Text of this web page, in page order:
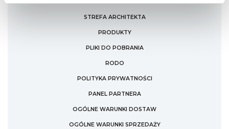
STREFA ARCHITEKTA
PRODUKTY
PLIKI DO POBRANIA
RODO
POLITYKA PRYWATNOŚCI
PANEL PARTNERA
OGÓLNE WARUNKI DOSTAW
OGÓLNE WARUNKI SPRZEDAŻY